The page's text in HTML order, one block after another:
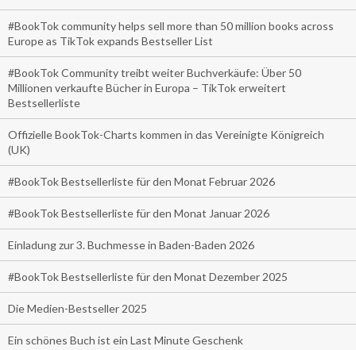
#BookTok community helps sell more than 50 million books across
Europe as TikTok expands Bestseller List
#BookTok Community treibt weiter Buchverkäufe: Über 50
Millionen verkaufte Bücher in Europa – TikTok erweitert
Bestsellerliste
Offizielle BookTok-Charts kommen in das Vereinigte Königreich
(UK)
#BookTok Bestsellerliste für den Monat Februar 2026
#BookTok Bestsellerliste für den Monat Januar 2026
Einladung zur 3. Buchmesse in Baden-Baden 2026
#BookTok Bestsellerliste für den Monat Dezember 2025
Die Medien-Bestseller 2025
Ein schönes Buch ist ein Last Minute Geschenk